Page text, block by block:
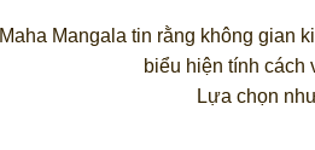
Maha Mangala tin rằng không gian
biểu hiện tính cách
Lựa chọn